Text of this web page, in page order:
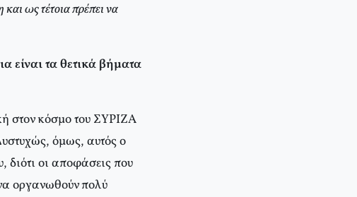
ως τέτοια πρέπει να
είναι τα θετικά βήματα
στον κόσμο του ΣΥΡΙΖΑ
όμως, αυτός ο
οι αποφάσεις που
οργανωθούν πολύ